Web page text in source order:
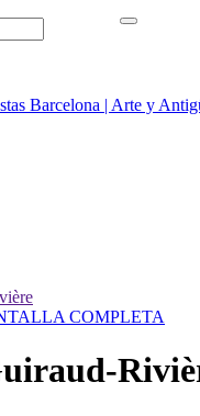
Barcelona | Arte y
COMPLETA